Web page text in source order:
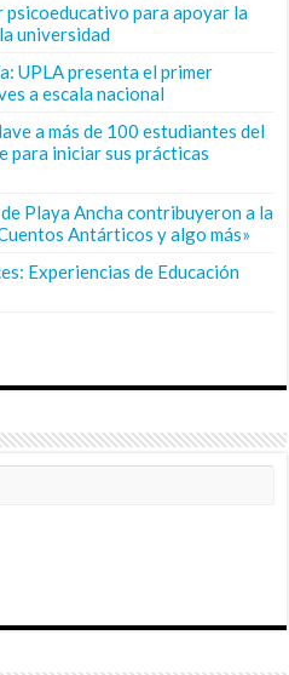
psicoeducativo para apoyar la
universidad
UPLA presenta el primer
a escala nacional
a más de 100 estudiantes del
para iniciar sus prácticas
Playa Ancha contribuyeron a la
Antárticos y algo más»
Experiencias de Educación